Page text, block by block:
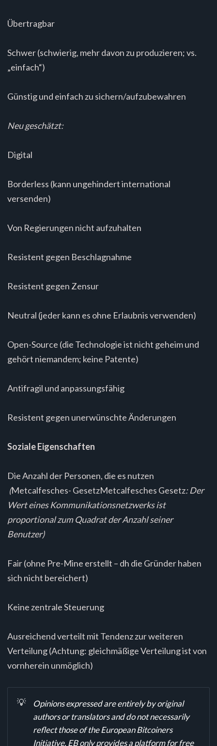
Übertragbar
Schwer (schwierig, mehr davon zu produzieren; vs.
„einfach“)
Günstig und einfach zu sichern/aufzubewahren
Neu geschätzt:
Digital
Borderless (kann ungehindert international
versenden)
Von Regierungen nicht aufzuhalten
Resistent gegen Beschlagnahme
Resistent gegen Zensur
Neutral (jeder kann es ohne Erlaubnis verwenden)
Open-Source (die Technologie ist nicht geheim und
gehört niemandem; keine Patente)
Antifragil und anpassungsfähig
Resistent gegen unerwünschte Änderungen
Soziale Eigenschaften
Die Anzahl der Personen, die es nutzen
(Metcalfesches- GesetzMetcalfesches Gesetz: Der
Wert eines Kommunikationsnetzwerks ist
proportional zum Quadrat der Anzahl seiner
Benutzer)
Fair (ohne Pre-Mine erstellt – dh die Gründer haben
sich nicht bereichert)
Keine zentrale Steuerung
Ausreichend verteilt mit Tendenz zur weiteren
Verteilung (Achtung: gleichmäßige Verteilung ist von
vornherein unmöglich)
💡
Opinions expressed are entirely by original
authors or translators and do not necessarily
reflect those of the European Bitcoiners
Initiative. EB only provides a platform for free